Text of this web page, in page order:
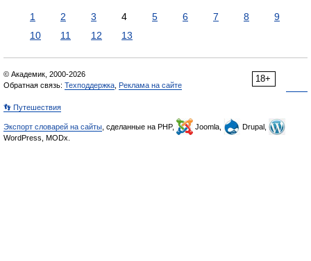
1 2 3 4 5 6 7 8
9
10
11 12 13
18+
© Академик, 2000-2026
Обратная связь: Техподдержка Реклама на сайте
👣 Путешествия
Экспорт словарей на сайты , сделанные на PHP, Joomla,
Drupal,
WordPress, MODx.